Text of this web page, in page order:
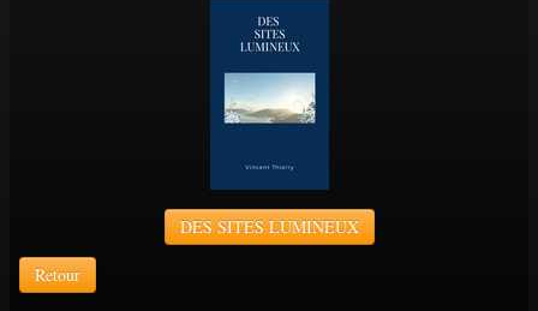
DES SITES LUMINEUX
Retour